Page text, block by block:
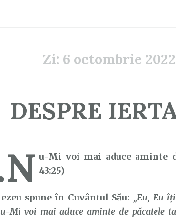
Zi: 6 octombrie 2022
DESPRE
u-Mi voi mai aduce aminte
43:25)
spune în Cuvântul Său: „Eu, Eu
Mi voi mai aduce aminte de păcatele